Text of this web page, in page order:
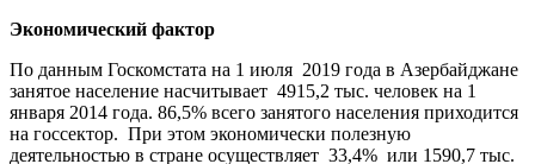
Экономический фактор
По данным Госкомстата на 1 июля 2019 года в Азербайджане
занятое население насчитывает 4915,2 тыс. человек на 1
января 2014 года. 86,5% всего занятого населения приходится
на госсектор. При этом экономически полезную
деятельностью в стране осуществляет 33,4% или 1590,7 тыс.